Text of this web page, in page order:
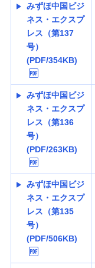
みずほ中国ビジ
ネス・エクスプ
レス（第137
号）
(PDF/354KB)
みずほ中国ビジ
ネス・エクスプ
レス（第136
号）
(PDF/263KB)
みずほ中国ビジ
ネス・エクスプ
レス（第135
号）
(PDF/506KB)